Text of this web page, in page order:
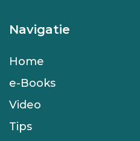
Navigatie
Home
e-Books
Video
Tips